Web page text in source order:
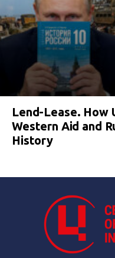
Lend-Lease. How
Western Aid and
History